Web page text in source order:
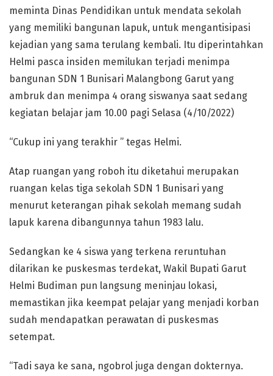
meminta Dinas Pendidikan untuk mendata sekolah
yang memiliki bangunan lapuk, untuk mengantisipasi
kejadian yang sama terulang kembali. Itu diperintahkan
Helmi pasca insiden memilukan terjadi menimpa
bangunan SDN 1 Bunisari Malangbong Garut yang
ambruk dan menimpa 4 orang siswanya saat sedang
kegiatan belajar jam 10.00 pagi Selasa (4/10/2022)
“Cukup ini yang terakhir ” tegas Helmi.
Atap ruangan yang roboh itu diketahui merupakan
ruangan kelas tiga sekolah SDN 1 Bunisari yang
menurut keterangan pihak sekolah memang sudah
lapuk karena dibangunnya tahun 1983 lalu.
Sedangkan ke 4 siswa yang terkena reruntuhan
dilarikan ke puskesmas terdekat, Wakil Bupati Garut
Helmi Budiman pun langsung meninjau lokasi,
memastikan jika keempat pelajar yang menjadi korban
sudah mendapatkan perawatan di puskesmas
setempat.
“Tadi saya ke sana, ngobrol juga dengan dokternya.